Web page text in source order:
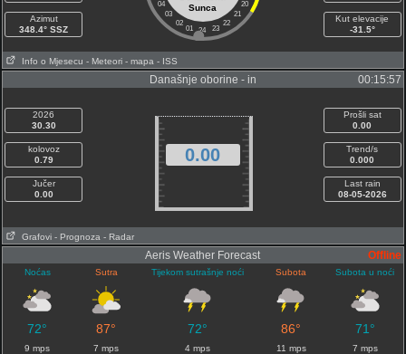
Azimut
348.4° SSZ
04
20
03
21
02
22
01 23
24
Sunca
Kut elevacije
-31.5°
Info o Mjesecu - Meteori - mapa - ISS
Današnje oborine - in 00:15:57
2026
30.30
kolovoz
0.79
Jučer
0.00
0.00
Prošli sat
0.00
Trend/s
0.000
Last rain
08-05-2026
Grafovi - Prognoza - Radar
Aeris Weather Forecast Offline
Noćas Sutra Tijekom sutrašnje noći Subota Subota u noći
72° 87° 72° 86° 71°
9 mps 7 mps 4 mps 11 mps 7 mps